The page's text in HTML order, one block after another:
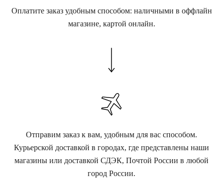
Оплатите заказ удобным способом: наличными в оффлайн
магазине, картой онлайн.
Отправим заказ к вам, удобным для вас способом.
Курьерской доставкой в городах, где представлены наши
магазины или доставкой СДЭК, Почтой России в любой
город России.